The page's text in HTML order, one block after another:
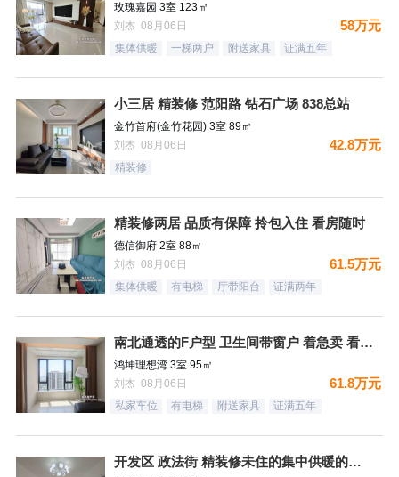
玫瑰嘉园 3室 123㎡
刘杰 08月06日
58万元
集体供暖 一梯两户 附送家具 证满五年
小三居 精装修 范阳路 钻石广场 838总站
金竹首府(金竹花园) 3室 89㎡
刘杰 08月06日
42.8万元
精装修
精装修两居 品质有保障 拎包入住 看房随时
德信御府 2室 88㎡
刘杰 08月06日
61.5万元
集体供暖 有电梯 厅带阳台 证满两年
南北通透的F户型 卫生间带窗户 着急卖 看房随时
鸿坤理想湾 3室 95㎡
刘杰 08月06日
61.8万元
私家车位 有电梯 附送家具 证满五年
开发区 政法街 精装修未住的集中供暖的两居室